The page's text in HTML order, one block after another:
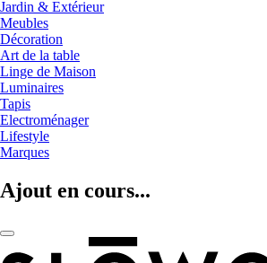
Jardin & Extérieur
Meubles
Décoration
Art de la table
Linge de Maison
Luminaires
Tapis
Electroménager
Lifestyle
Marques
Ajout en cours...